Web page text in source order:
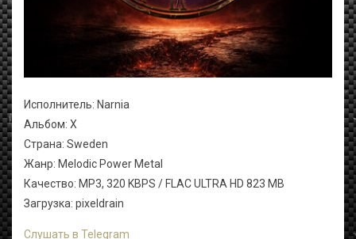
Исполнитель: Narnia
Альбом: X
Страна: Sweden
Жанр: Melodic Power Metal
Качество: MP3, 320 KBPS / FLAC ULTRA HD 823 MB
Загрузка: pixeldrain
Слушать в Telegram